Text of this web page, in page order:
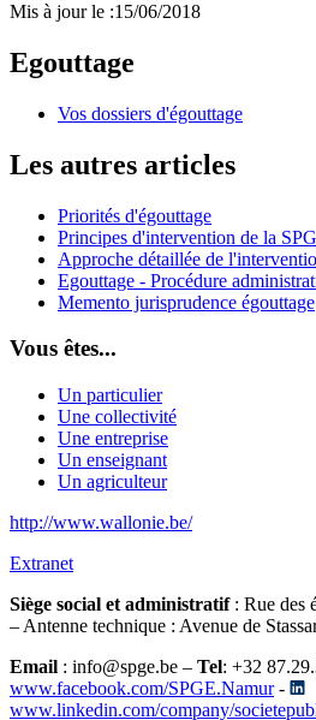
Mis à jour le :15/06/2018
Egouttage
Vos dossiers d'égouttage
Les autres articles
Priorités d'égouttage
Principes d'intervention de la
Approche détaillée de
Egouttage - Procédure
Memento jurisprudence égouttage
Vous êtes...
Un particulier
Une collectivité
Une entreprise
Un enseignant
Un agriculteur
http://www.wallonie.be/
Extranet
Siège social et administratif: Rue des
– Antenne technique : Avenue de
Email : info@spge.be – Tel: +32
www.facebook.com/SPGE.Namur-
www.linkedin.com/company/